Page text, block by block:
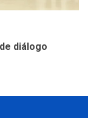
diálogo